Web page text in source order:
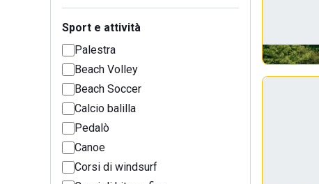
Sport e attività
Palestra
Beach Volley
Beach Soccer
Calcio balilla
Pedalò
Canoe
Corsi di windsurf